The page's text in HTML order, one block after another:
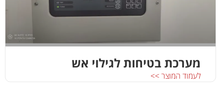
מערכת בטיחות לגילוי אש
לעמוד המוצר >>